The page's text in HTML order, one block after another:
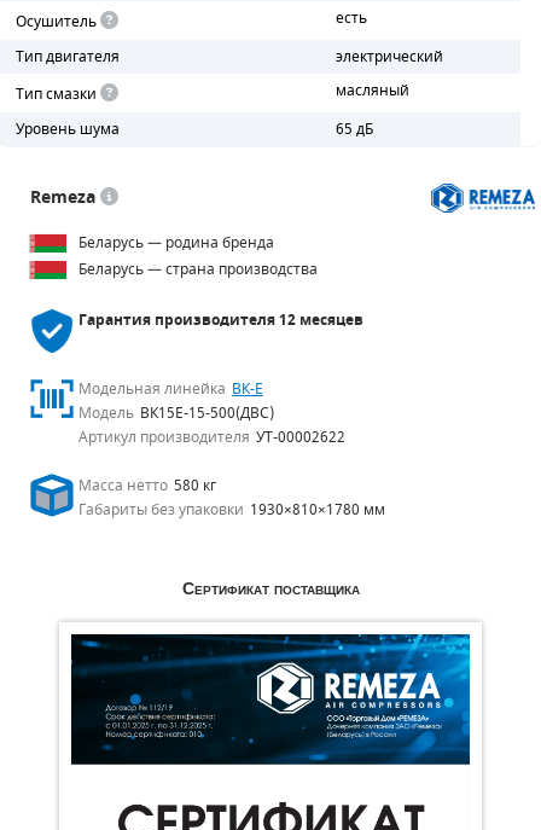
Осушитель
есть
Тип двигателя
электрический
Тип смазки
масляный
Уровень шума
65 дБ
Remeza
Беларусь — родина бренда
Беларусь — страна производства
Гарантия производителя12 месяцев
Модельная линейка ВК-Е
Модель ВК15Е-15-500(ДВС)
Артикул производителя УТ-00002622
Масса нетто 580 кг
Габариты без упаковки 1930×810×1780 мм
Сертификат поставщика